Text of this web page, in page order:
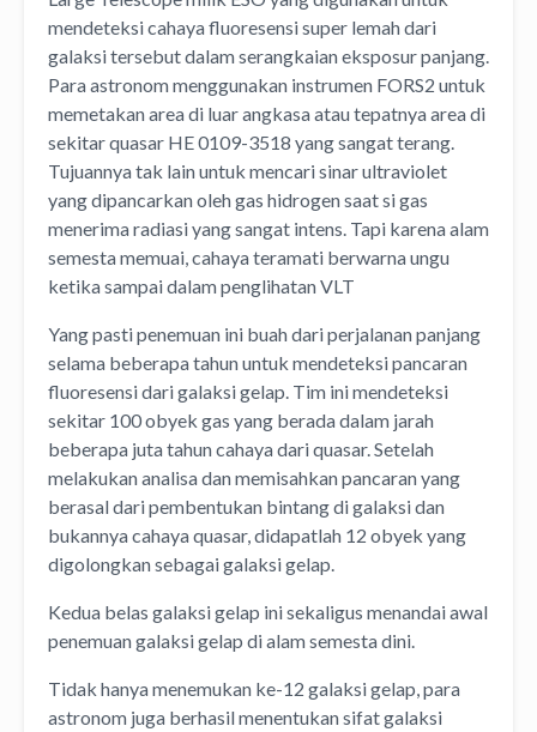
mendeteksi cahaya fluoresensi super lemah dari
galaksi tersebut dalam serangkaian eksposur panjang.
Para astronom menggunakan instrumen FORS2 untuk
memetakan area di luar angkasa atau tepatnya area di
sekitar quasar HE 0109-3518 yang sangat terang.
Tujuannya tak lain untuk mencari sinar ultraviolet
yang dipancarkan oleh gas hidrogen saat si gas
menerima radiasi yang sangat intens. Tapi karena alam
semesta memuai, cahaya teramati berwarna ungu
ketika sampai dalam penglihatan VLT
Yang pasti penemuan ini buah dari perjalanan panjang
selama beberapa tahun untuk mendeteksi pancaran
fluoresensi dari galaksi gelap. Tim ini mendeteksi
sekitar 100 obyek gas yang berada dalam jarah
beberapa juta tahun cahaya dari quasar. Setelah
melakukan analisa dan memisahkan pancaran yang
berasal dari pembentukan bintang di galaksi dan
bukannya cahaya quasar, didapatlah 12 obyek yang
digolongkan sebagai galaksi gelap.
Kedua belas galaksi gelap ini sekaligus menandai awal
penemuan galaksi gelap di alam semesta dini.
Tidak hanya menemukan ke-12 galaksi gelap, para
astronom juga berhasil menentukan sifat galaksi